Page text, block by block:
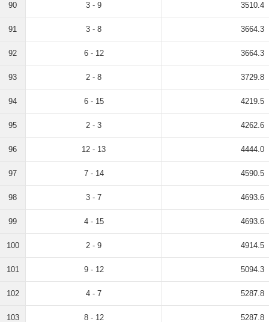
90 3 - 9 3510.4
91 3 - 8 3664.3
92 6 - 12 3664.3
93 2 - 8 3729.8
94 6 - 15 4219.5
95 2 - 3 4262.6
96 12 - 13 4444.0
97 7 - 14 4590.5
98 3 - 7 4693.6
99 4 - 15 4693.6
100 2 - 9 4914.5
101 9 - 12 5094.3
102 4 - 7 5287.8
103 8 - 12 5287.8